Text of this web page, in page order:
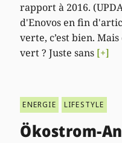
rapport à 2016.
d'Enovos en fin
verte, c’est bien.
vert ? Juste sans [+]
ENERGIE LIFESTYLE
Ökostrom-